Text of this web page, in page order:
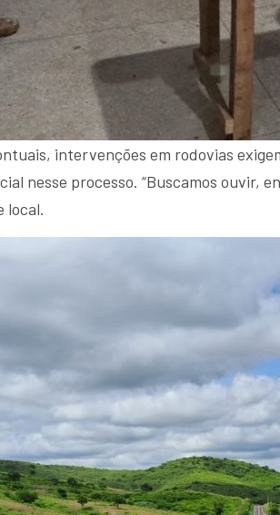
intervenções em rodovias
nesse processo. “Buscamos
local.